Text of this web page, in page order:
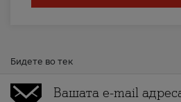
Бидете во тек